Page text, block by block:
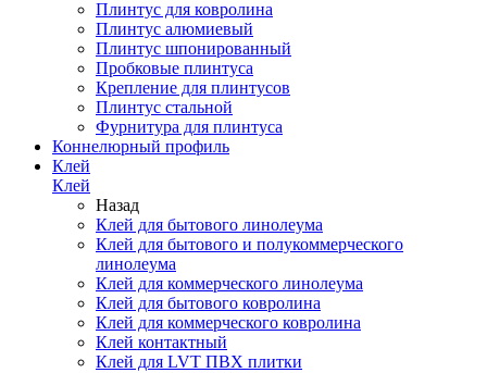
Плинтус для ковролина
Плинтус алюмиевый
Плинтус шпонированный
Пробковые плинтуса
Крепление для плинтусов
Плинтус стальной
Фурнитура для плинтуса
Коннелюрный профиль
Клей
Клей
Назад
Клей для бытового линолеума
Клей для бытового и полукоммерческого
линолеума
Клей для коммерческого линолеума
Клей для бытового ковролина
Клей для коммерческого ковролина
Клей контактный
Клей для LVT ПВХ плитки